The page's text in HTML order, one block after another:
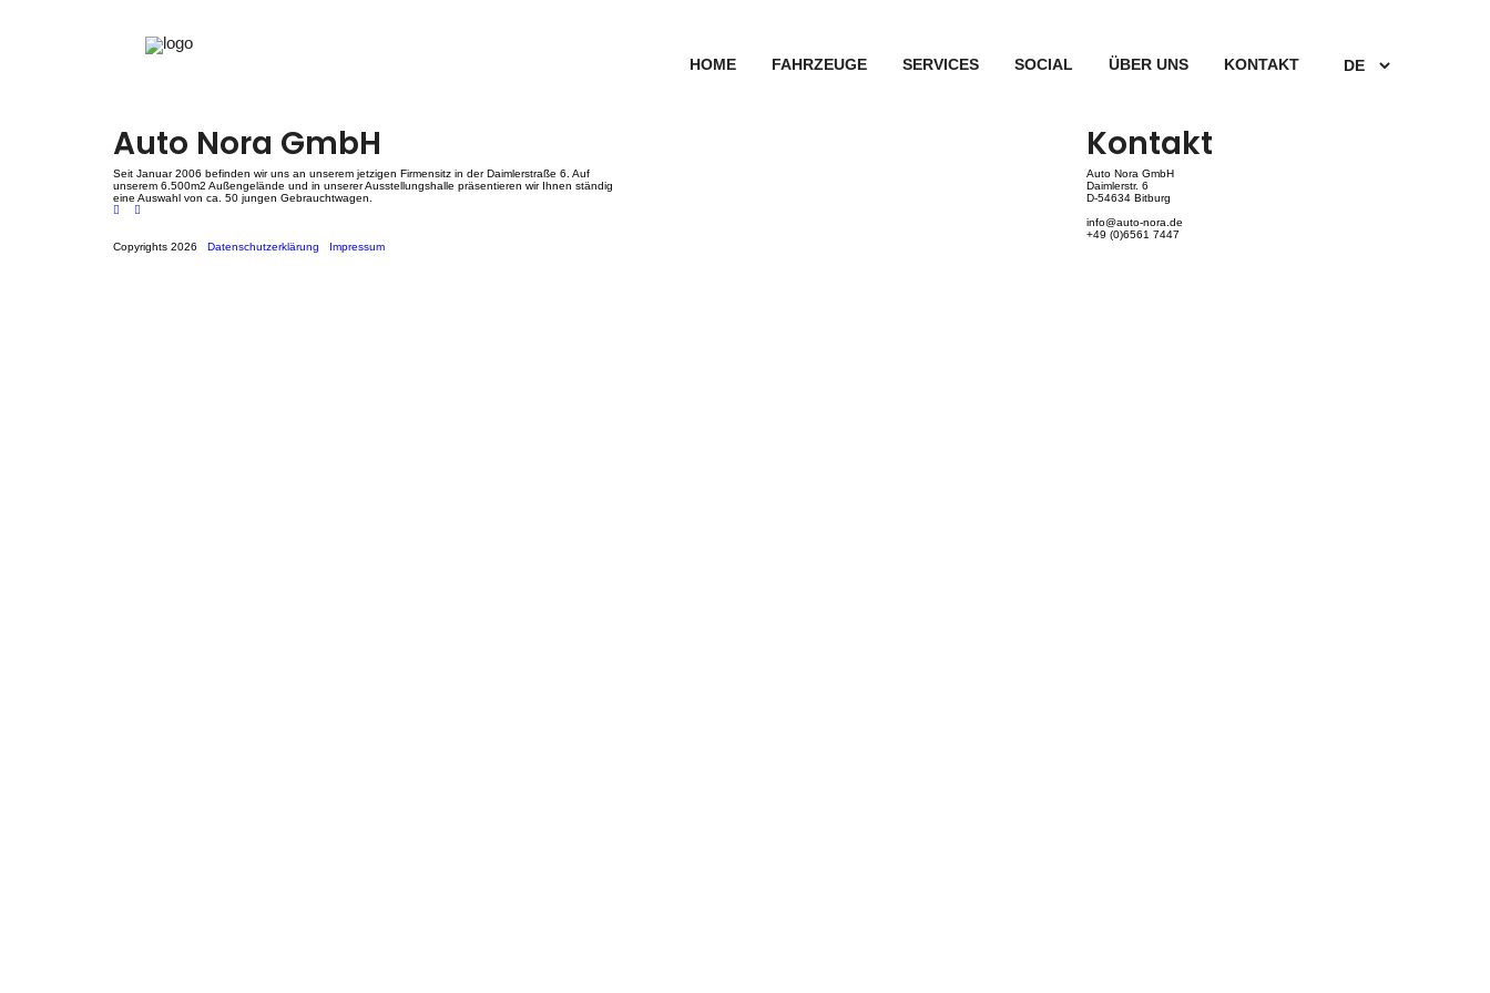
HOME FAHRZEUGE SERVICES SOCIAL ÜBER UNS KONTAKT
Instagram 3
Auto Nora GmbH
Seit Januar 2006 befinden wir uns an unserem jetzigen Firmensitz in der Daimlerstraße 6. Auf
unserem 6.500m2 Außengelände und in unserer Ausstellungshalle präsentieren wir Ihnen ständig
eine Auswahl von ca. 50 jungen Gebrauchtwagen.
Kontakt
Auto Nora GmbH
Daimlerstr. 6
D-54634 Bitburg
info@auto-nora.de
+49 (0)6561 7447
Copyrights 2026 Datenschutzerklärung Impressum